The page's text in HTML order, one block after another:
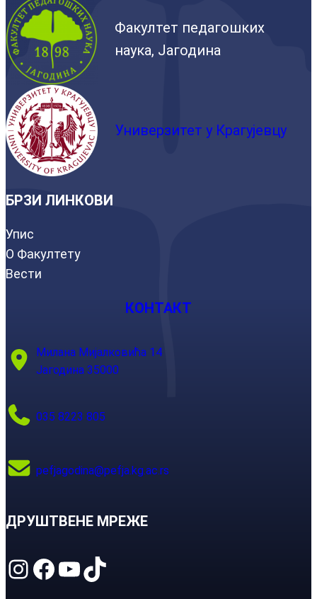
Факултет педагошких
наука, Јагодина
Универзитет у Крагујевцу
БРЗИ ЛИНКОВИ
Упис
О Факултету
Вести
КОНТАКТ
Милана Мијалковића 14
Јагодина 35000
035 8223 805
pefjagodina@pefja.kg.ac.rs
ДРУШТВЕНЕ МРЕЖЕ
Instagram Facebook YouTube TikTok